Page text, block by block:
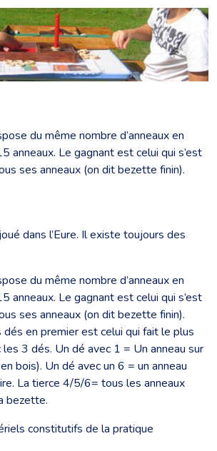
du même nombre d’anneaux en
anneaux. Le gagnant est celui qui s’est
ses anneaux (on dit bezette finin).
dans l’Eure. Il existe toujours des
du même nombre d’anneaux en
anneaux. Le gagnant est celui qui s’est
ses anneaux (on dit bezette finin).
dés en premier est celui qui fait le plus
3 dés. Un dé avec 1 = Un anneau sur
bois). Un dé avec un 6 = un anneau
La tierce 4/5/6= tous les anneaux
bezette.
constitutifs de la pratique